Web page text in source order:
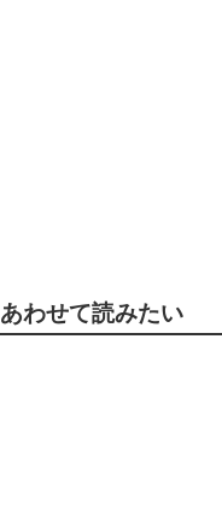
あわせて読みたい